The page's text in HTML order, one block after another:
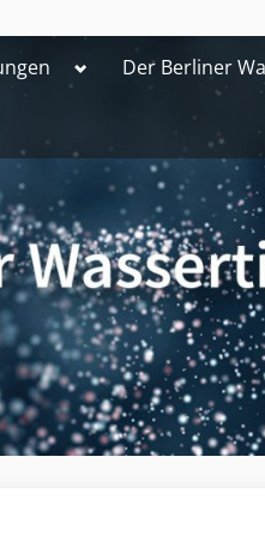
ToggleDer Berliner